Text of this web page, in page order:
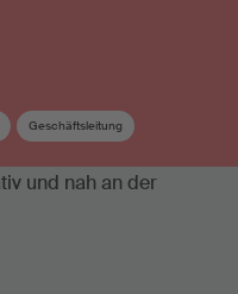
Geschäftsleitung